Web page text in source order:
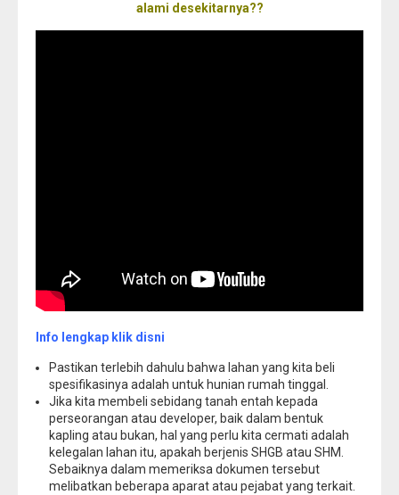
alami desekitarnya??
Info lengkap klik disni
Pastikan terlebih dahulu bahwa lahan yang kita beli
spesifikasinya adalah untuk hunian rumah tinggal.
Jika kita membeli sebidang tanah entah kepada
perseorangan atau developer, baik dalam bentuk
kapling atau bukan, hal yang perlu kita cermati adalah
kelegalan lahan itu, apakah berjenis SHGB atau SHM.
Sebaiknya dalam memeriksa dokumen tersebut
melibatkan beberapa aparat atau pejabat yang terkait.